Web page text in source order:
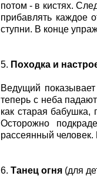
потом - в кистях.
прибавлять каждое
ступни. В конце
5. Походка и
Ведущий
теперь с неба
как старая бабушка,
Осторожно
рассеянный
6. Танец огня (для